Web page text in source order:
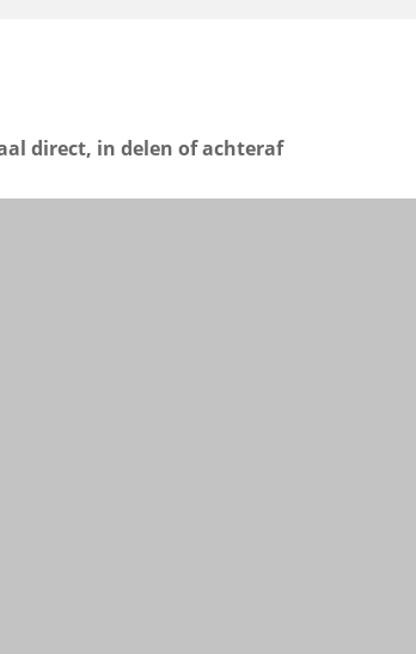
direct, in delen of achteraf